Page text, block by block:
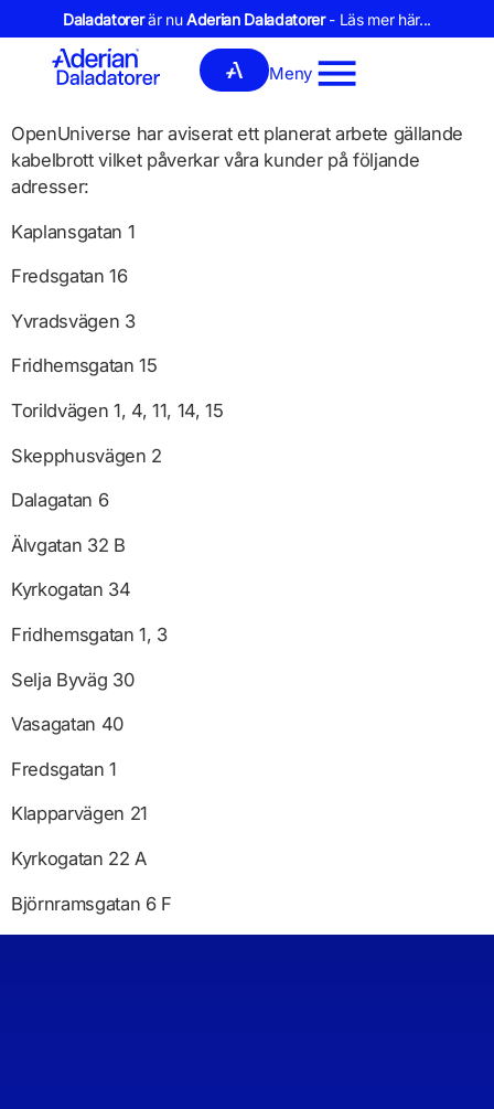
Daladatorerär nuAderian Daladatorer- Läs mer här...
Meny
OpenUniverse har aviserat ett planerat arbete gällande
kabelbrott vilket påverkar våra kunder på följande
adresser:
Kaplansgatan 1
Fredsgatan 16
Yvradsvägen 3
Fridhemsgatan 15
Torildvägen 1, 4, 11, 14, 15
Skepphusvägen 2
Dalagatan 6
Älvgatan 32 B
Kyrkogatan 34
Fridhemsgatan 1, 3
Selja Byväg 30
Vasagatan 40
Fredsgatan 1
Klapparvägen 21
Kyrkogatan 22 A
Björnramsgatan 6 F